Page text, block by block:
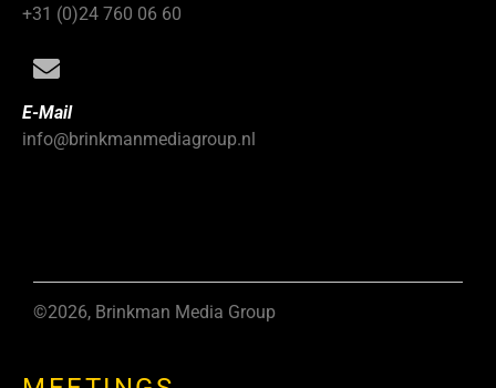
+31 (0)24 760 06 60
E-Mail
info@brinkmanmediagroup.nl
©2026, Brinkman Media Group